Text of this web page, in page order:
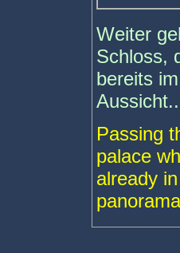
Weiter
Schloss,
bereits
Passing
palace
already